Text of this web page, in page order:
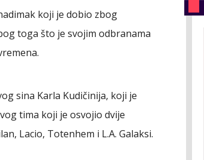
koji je dobio zbog
toga što je svojim odbranama
sina Karla Kudičinija, koji je
tima koji je osvojio dvije
Lacio, Totenhem i L.A. Galaksi.